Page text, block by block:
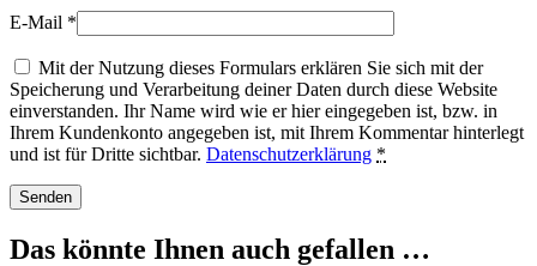
E-Mail *
Mit der Nutzung dieses Formulars erklären Sie sich mit der
Speicherung und Verarbeitung deiner Daten durch diese Website
einverstanden. Ihr Name wird wie er hier eingegeben ist, bzw. in
Ihrem Kundenkonto angegeben ist, mit Ihrem Kommentar hinterlegt
und ist für Dritte sichtbar. Datenschutzerklärung *
Das könnte Ihnen auch gefallen …